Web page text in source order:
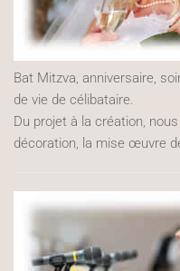
Bat Mitzva, anniversaire,
de vie de célibataire.
Du projet à la création,
décoration, la mise œuvre